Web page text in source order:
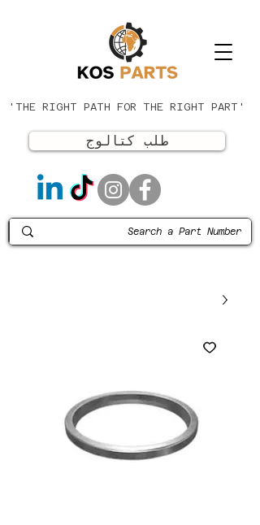
'THE RIGHT PATH FOR THE RIGHT PART'
طلب كتالوج